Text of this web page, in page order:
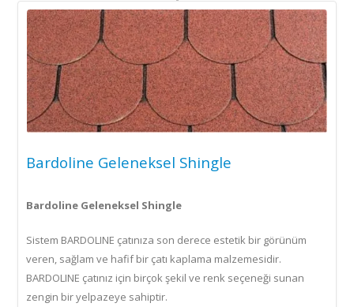
Bardoline Geleneksel Shingle
Bardoline Geleneksel Shingle
Sistem BARDOLINE çatınıza son derece estetik bir görünüm
veren, sağlam ve hafif bir çatı kaplama malzemesidir.
BARDOLINE çatınız için birçok şekil ve renk seçeneği sunan
zengin bir yelpazeye sahiptir.